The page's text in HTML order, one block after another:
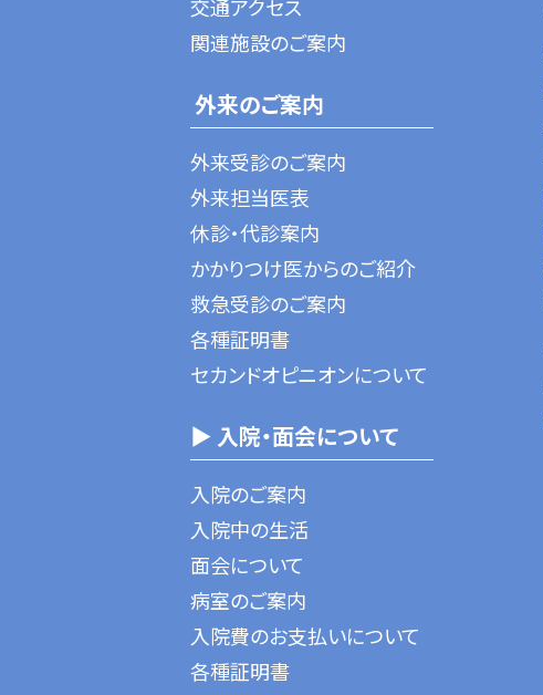
交通アクセス
関連施設のご案内
外来のご案内
外来受診のご案内
外来担当医表
休診・代診案内
かかりつけ医からのご紹介
救急受診のご案内
各種証明書
セカンドオピニオンについて
▶ 入院・面会について
入院のご案内
入院中の生活
面会について
病室のご案内
入院費のお支払いについて
各種証明書